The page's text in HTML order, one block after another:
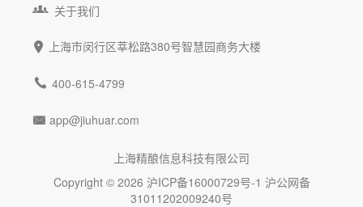
 关于我们
 上海市闵行区莘松路380号智慧园商务大楼
 400-615-4799
 app@jiuhuar.com
上海精酿信息科技有限公司
Copyright © 2026 沪ICP备16000729号-1 沪公网备
31011202009240号